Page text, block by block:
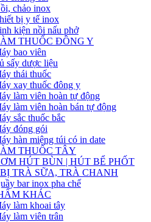
chảo inox
bị y tế inox
kiện nồi nấu phở
THUỐC ĐÔNG Y
bao viên
sấy dược liệu
thái thuốc
xay thuốc đông y
làm viên hoàn tự động
làm viên hoàn bán tự động
sắc thuốc bắc
đóng gói
hàn miệng túi có in date
THUỐC TÂY
HÚT BÙN | HÚT BỂ PHỐT
TRÀ SỮA, TRÀ CHANH
bar inox pha chế
KHÁC
làm khoai tây
làm viên trân